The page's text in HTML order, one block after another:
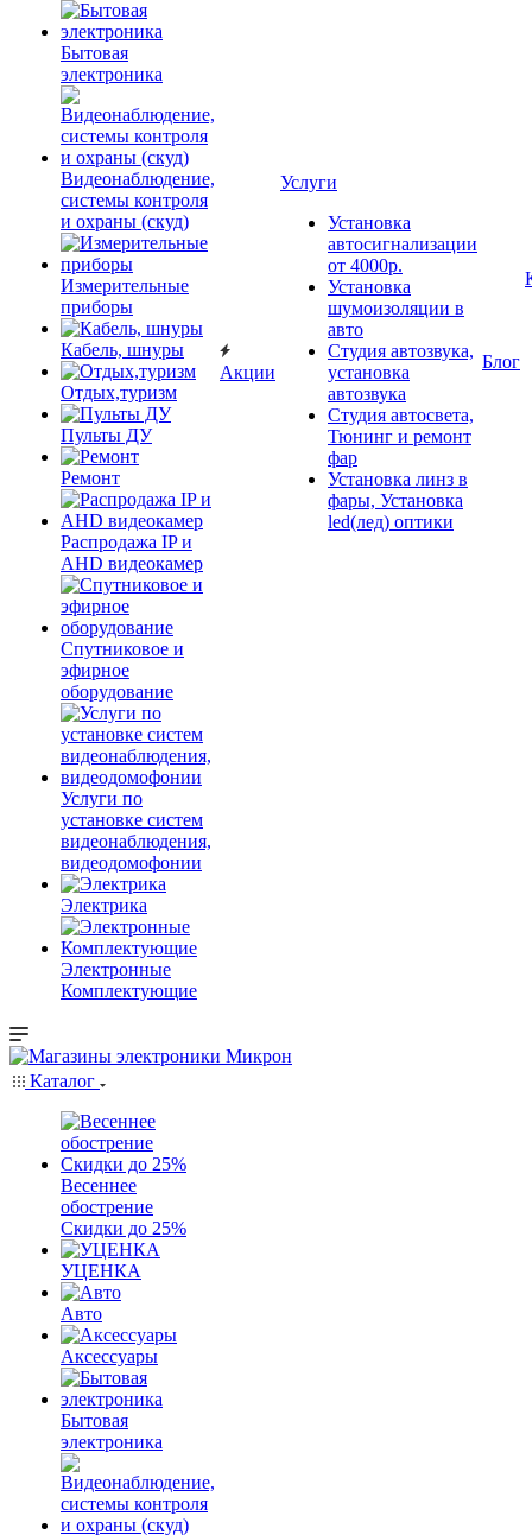
Бытовая
электроника
Видеонаблюдение,
системы контроля
и охраны (скуд)
Измерительные
приборы
Кабель, шнуры
Отдых,туризм
Пульты ДУ
Ремонт
Распродажа IP и
AHD видеокамер
Спутниковое и
эфирное
оборудование
Услуги по
установке систем
видеонаблюдения,
видеодомофонии
Электрика
Электронные
Комплектующие
Акции
Услуги
Установка
автосигнализации
от 4000р.
Установка
шумоизоляции в
авто
Студия автозвука,
установка
автозвука
Студия автосвета,
Тюнинг и ремонт
фар
Установка линз в
фары, Установка
led(лед) оптики
Блог
Каталог
Весеннее
обострение
Скидки до 25%
УЦЕНКА
Авто
Аксессуары
Бытовая
электроника